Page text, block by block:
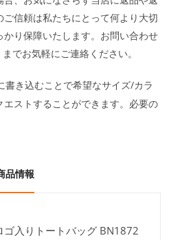
信頼は私たちにとって何より大切
り保障いたします。お問い合わせ
までお気軽にご連絡ください。
書き込むことで希望なサイズ/カラ
ストすることができます。必要の
品情報
ゴ入りトートバッグ BN1872